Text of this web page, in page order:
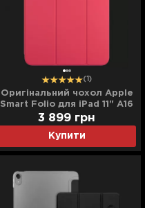
(1)
Оригінальний чохол Apple
Smart Folio для iPad 11" A16
(2025) (Watermelon)
Купити
3 899 грн